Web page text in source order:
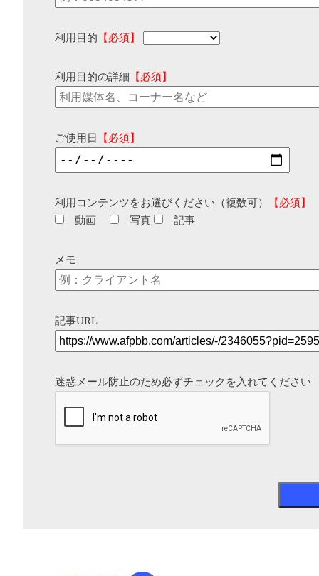
利用目的 【必須】
利用目的の詳細 【必須】
ご使用日 【必須】
利用コンテンツをお選びください（複数可）
【必須】
動画
写真 記事
メモ
記事URL
迷惑メール防止のため必ずチェックを入れてください